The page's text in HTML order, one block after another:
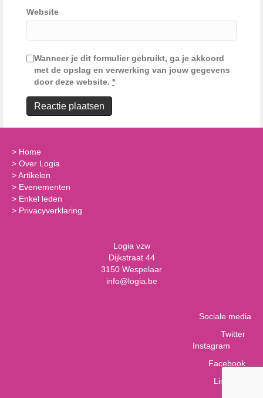
Website
Wanneer je dit formulier gebruikt, ga je akkoord
met de opslag en verwerking van jouw gegevens
door deze website. *
> Home
> Over Logia
>Artikelen
> Evenementen
> Enkel leden
> Privacyverklaring
Logia vzw
Dijkstraat 44
3150 Wespelaar
info@logia.be
Sociale media
Twitter
Instagram
Facebook
LinkedIn